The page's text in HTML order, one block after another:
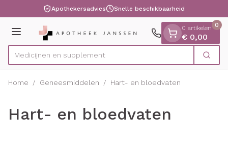
Ga naar de inhoudApothekersadvies Snelle beschikbaarheid
Menu
Product, merk, categorie...
Medici Zoek
0 artikelen
€ 0,00
0
Home / Geneesmiddelen / Hart- en bloedvaten
Hart- en bloedvaten